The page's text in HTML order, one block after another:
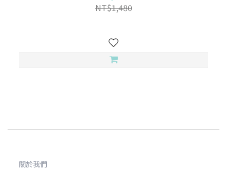
NT$1,480
關於我們